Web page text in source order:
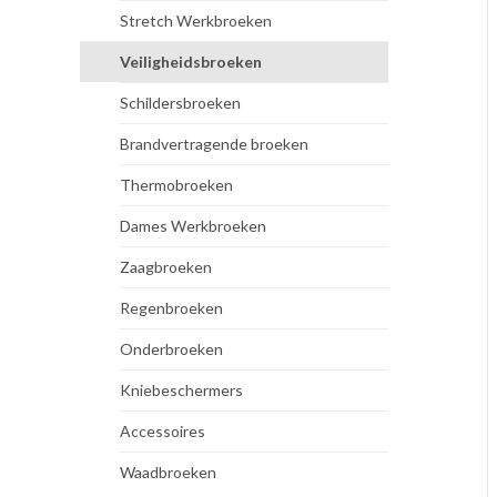
Stretch Werkbroeken
Veiligheidsbroeken
Schildersbroeken
Brandvertragende broeken
Thermobroeken
Dames Werkbroeken
Zaagbroeken
Regenbroeken
Onderbroeken
Kniebeschermers
Accessoires
Waadbroeken